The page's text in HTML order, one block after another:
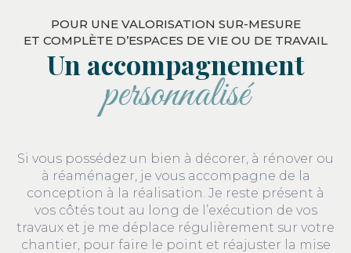
POUR UNE VALORISATION SUR-MESURE
ET COMPLÈTE D’ESPACES DE VIE OU DE TRAVAIL
Un accompagnement
personnalisé
Si vous possédez un bien à décorer, à rénover ou
à réaménager, je vous accompagne de la
conception à la réalisation. Je reste présent à
vos côtés tout au long de l’exécution de vos
travaux et je me déplace régulièrement sur votre
chantier, pour faire le point et réajuster la mise